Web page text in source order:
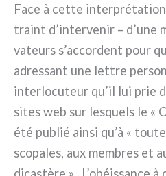
Face à cet­te
traint d’intervenir – d’une
va­teurs s’accordent pour
adres­sant une let­tre
inter­lo­cu­teur qu’il lui prie
sites web sur lesquels le «
été publié ain­si qu’à «
sco­pa­les, aux mem­bres et